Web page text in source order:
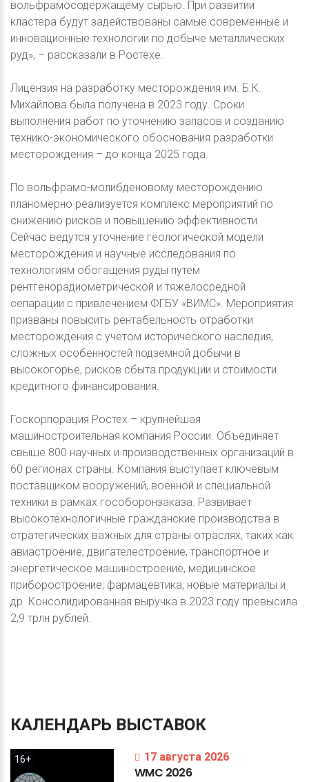
вольфрамосодержащему сырью. При развитии
кластера будут задействованы самые современные и
инновационные технологии по добыче металлических
руд», – рассказали в Ростехе.
Лицензия на разработку месторождения им. Б.К.
Михайлова была получена в 2023 году. Сроки
выполнения работ по уточнению запасов и созданию
технико-экономического обоснования разработки
месторождения – до конца 2025 года.
По вольфрамо-молибденовому месторождению
планомерно реализуется комплекс мероприятий по
снижению рисков и повышению эффективности.
Сейчас ведутся уточнение геологической модели
месторождения и научные исследования по
технологиям обогащения руды путем
рентгенорадиометрической и тяжелосредной
сепарации с привлечением ФГБУ «ВИМС». Мероприятия
призваны повысить рентабельность отработки
месторождения с учетом исторического наследия,
сложных особенностей подземной добычи в
высокогорье, рисков сбыта продукции и стоимости
кредитного финансирования.
Госкорпорация Ростех – крупнейшая
машиностроительная компания России. Объединяет
свыше 800 научных и производственных организаций в
60 регионах страны. Компания выступает ключевым
поставщиком вооружений, военной и специальной
техники в рамках гособоронзаказа. Развивает
высокотехнологичные гражданские производства в
стратегических важных для страны отраслях, таких как
авиастроение, двигателестроение, транспортное и
энергетическое машиностроение, медицинское
приборостроение, фармацевтика, новые материалы и
др. Консолидированная выручка в 2023 году превысила
2,9 трлн рублей.
КАЛЕНДАРЬ ВЫСТАВОК
16+ 17 августа 2026
WMC 2026